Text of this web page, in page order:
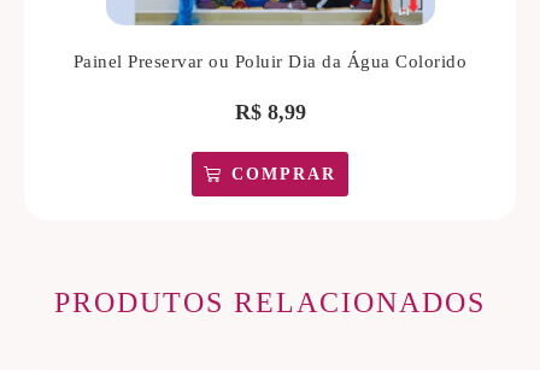
Painel Preservar ou Poluir Dia da Água Colorido
R$8,99
COMPRAR
PRODUTOS RELACIONADOS